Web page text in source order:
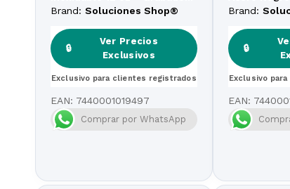
Láser Personalizado
Brand: Soluciones Shop®
🔒
Ver Precios
Exclusivos
Exclusivo para clientes registrados
EAN: 7440001019497
Comprar por WhatsApp
Láser
Brand:
🔒
Exclusivo
EAN: